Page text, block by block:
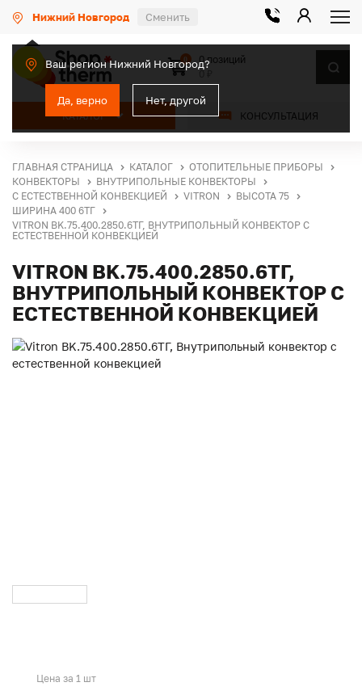
Нижний Новгород Сменить
Ваш регион Нижний Новгород?
Да, верно Нет, другой
КАТАЛОГ КОНСУЛЬТАЦИЯ
0
0 позиций
ГЛАВНАЯ СТРАНИЦА КАТАЛОГ
ОТОПИТЕЛЬНЫЕ ПРИБОРЫ
КОНВЕКТОРЫ
ВНУТРИПОЛЬНЫЕ КОНВЕКТОРЫ
С ЕСТЕСТВЕННОЙ КОНВЕКЦИЕЙ
VITRON
ВЫСОТА 75
ШИРИНА 400 6ТГ
VITRON BK.75.400.2850.6ТГ, ВНУТРИПОЛЬНЫЙ КОНВЕКТОР С
ЕСТЕСТВЕННОЙ КОНВЕКЦИЕЙ
VITRON BK.75.400.2850.6ТГ,
ВНУТРИПОЛЬНЫЙ КОНВЕКТОР С
ЕСТЕСТВЕННОЙ КОНВЕКЦИЕЙ
Цена за 1 шт